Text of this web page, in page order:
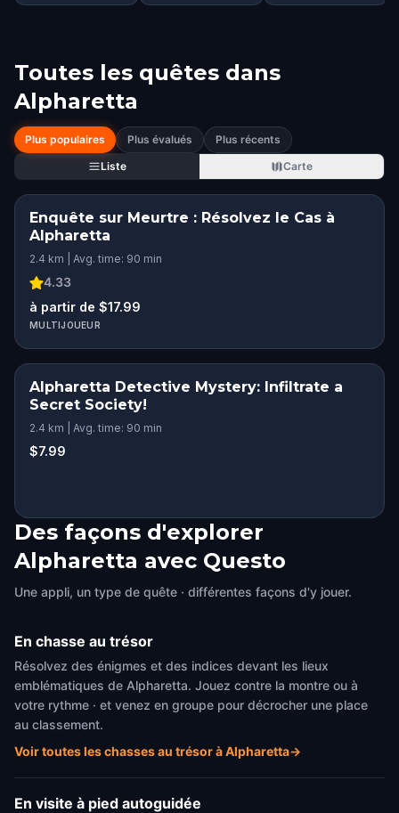
Toutes les quêtes dans
Alpharetta
Plus populaires Plus évalués
Plus récents
Liste
Carte
Enquête sur Meurtre : Résolvez le Cas à
Alpharetta
2.4 km | Avg. time: 90 min
4.33
à partir de $17.99
MULTIJOUEUR
Alpharetta Detective Mystery: Infiltrate a
Secret Society!
2.4 km | Avg. time: 90 min
$7.99
Des façons d'explorer
Alpharetta avec Questo
Une appli, un type de quête · différentes façons d'y jouer.
En chasse au trésor
Résolvez des énigmes et des indices devant les lieux
emblématiques de Alpharetta. Jouez contre la montre ou à
votre rythme · et venez en groupe pour décrocher une place
au classement.
Voir toutes les chasses au trésor à Alpharetta→
En visite à pied autoguidée